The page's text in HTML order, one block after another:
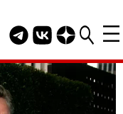
Telegram канал
Группа HELLO
Канал